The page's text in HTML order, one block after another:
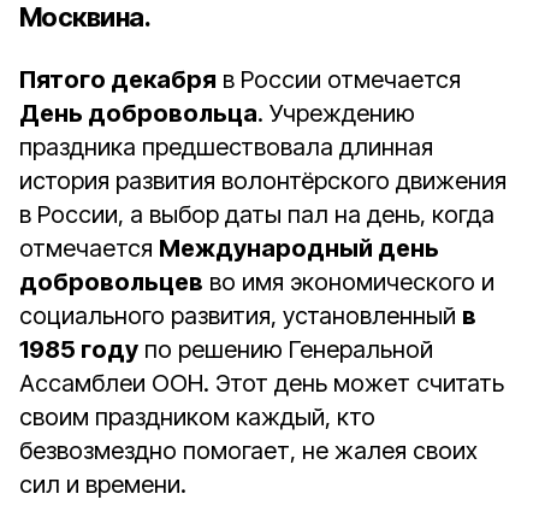
Москвина.
Пятого декабря в России отмечается
День добровольца. Учреждению
праздника предшествовала длинная
история развития волонтёрского движения
в России, а выбор даты пал на день, когда
отмечается Международный день
добровольцев во имя экономического и
социального развития, установленный в
1985 году по решению Генеральной
Ассамблеи ООН. Этот день может считать
своим праздником каждый, кто
безвозмездно помогает, не жалея своих
сил и времени.